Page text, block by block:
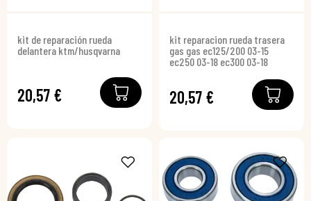
kit de reparación rueda
delantera ktm/husqvarna
20,57 €
kit reparacion rueda trasera
gas gas ec125/200 03-15
ec250 03-18 ec300 03-18
20,57 €